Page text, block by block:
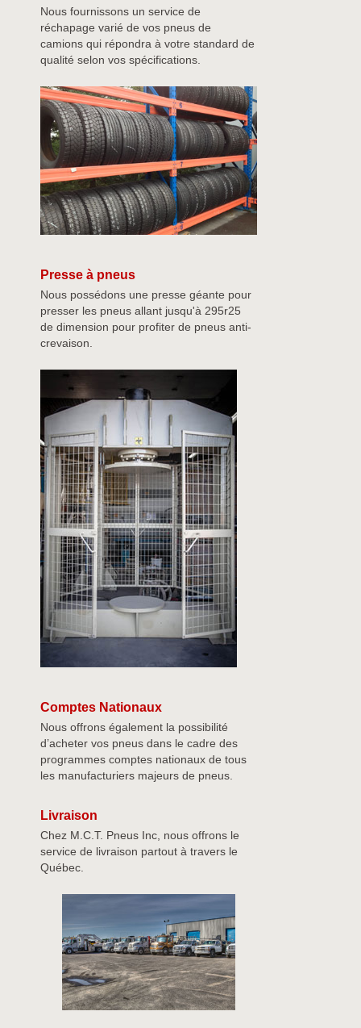
Nous fournissons un service de
réchapage varié de vos pneus de
camions qui répondra à votre standard de
qualité selon vos spécifications.
Presse à pneus
Nous possédons une presse géante pour
presser les pneus allant jusqu'à 295r25
de dimension pour profiter de pneus anti-
crevaison.
Comptes Nationaux
Nous offrons également la possibilité
d’acheter vos pneus dans le cadre des
programmes comptes nationaux de tous
les manufacturiers majeurs de pneus.
Livraison
Chez M.C.T. Pneus Inc, nous offrons le
service de livraison partout à travers le
Québec.